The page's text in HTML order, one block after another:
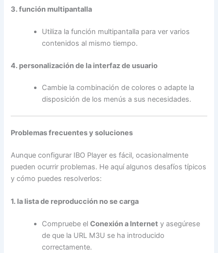
3. función multipantalla
Utiliza la función multipantalla para ver varios
contenidos al mismo tiempo.
4. personalización de la interfaz de usuario
Cambie la combinación de colores o adapte la
disposición de los menús a sus necesidades.
Problemas frecuentes y soluciones
Aunque configurar IBO Player es fácil, ocasionalmente
pueden ocurrir problemas. He aquí algunos desafíos típicos
y cómo puedes resolverlos:
1. la lista de reproducción no se carga
Compruebe elConexión a Internet y asegúrese
de que la URL M3U se ha introducido
correctamente.